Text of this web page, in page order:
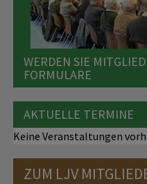
WERDEN SIE
FORMULARE
AKTUELLE TERMINE
Keine Veranstaltungen
ZUM LJV